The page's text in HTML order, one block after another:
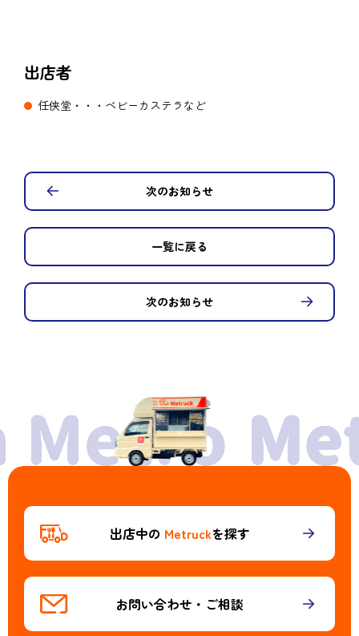
出店者
任侠堂・・・ベビーカステラなど
次のお知らせ
一覧に戻る
次のお知らせ
出店中の Metruckを探す
お問い合わせ・ご相談